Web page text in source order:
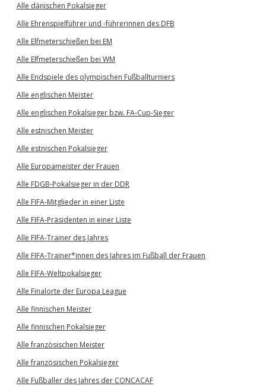
Alle dänischen Pokalsieger
Alle Ehrenspielführer und -führerinnen des DFB
Alle Elfmeterschießen bei EM
Alle Elfmeterschießen bei WM
Alle Endspiele des olympischen Fußballturniers
Alle englischen Meister
Alle englischen Pokalsieger bzw. FA-Cup-Sieger
Alle estnischen Meister
Alle estnischen Pokalsieger
Alle Europameister der Frauen
Alle FDGB-Pokalsieger in der DDR
Alle FIFA-Mitglieder in einer Liste
Alle FIFA-Präsidenten in einer Liste
Alle FIFA-Trainer des Jahres
Alle FIFA-Trainer*innen des Jahres im Fußball der Frauen
Alle FIFA-Weltpokalsieger
Alle Finalorte der Europa League
Alle finnischen Meister
Alle finnischen Pokalsieger
Alle französischen Meister
Alle französischen Pokalsieger
Alle Fußballer des Jahres der CONCACAF